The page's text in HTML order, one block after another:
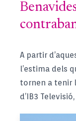
A partir
l’estima dels
tornen a tenir
d’IB3 Televisió,